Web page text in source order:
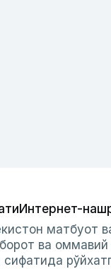
Интернет-
матбуот
ва